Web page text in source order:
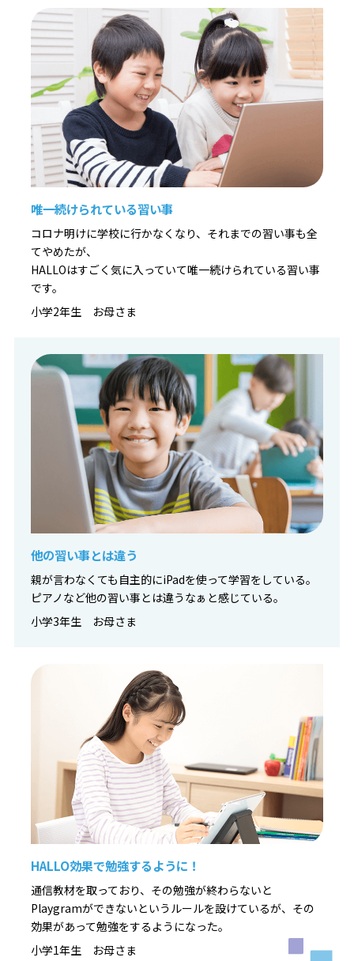
唯一続けられている習い事
コロナ明けに学校に行かなくなり、それまでの習い事も全
てやめたが、
HALLOはすごく気に入っていて唯一続けられている習い事
です。
小学2年生 お母さま
他の習い事とは違う
親が言わなくても自主的にiPadを使って学習をしている。
ピアノなど他の習い事とは違うなぁと感じている。
小学3年生 お母さま
HALLO効果で勉強するように！
通信教材を取っており、その勉強が終わらないと
Playgramができないというルールを設けているが、その
効果があって勉強をするようになった。
小学1年生 お母さま